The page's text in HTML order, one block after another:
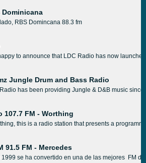
Dominicana
RBS Domincana 88.3 fm
to announce that LDC Radio has now
Jungle Drum and Bass Radio
has been providing Jungle & D&B music
107.7 FM - Worthing
this is a radio station that presents a
91.5 FM - Mercedes
se ha convertido en una de las mejores FM